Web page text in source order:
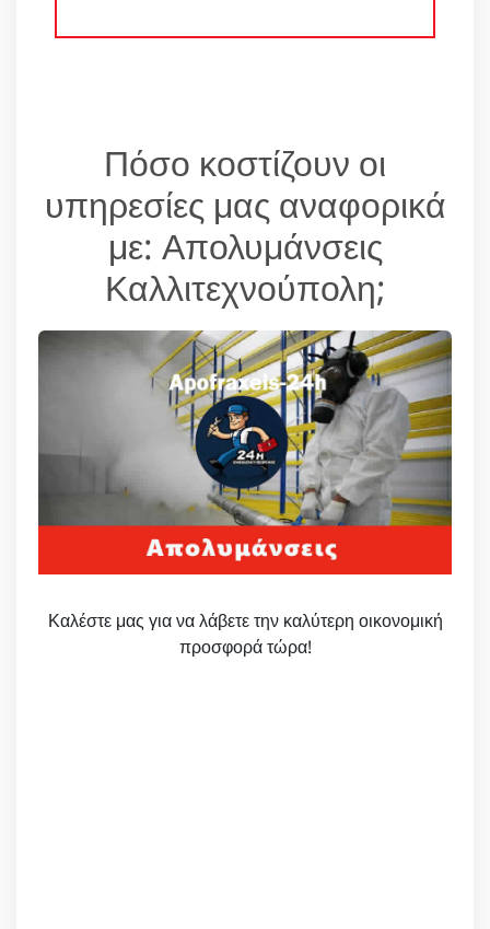
Πόσο κοστίζουν οι
υπηρεσίες μας αναφορικά
με: Απολυμάνσεις
Καλλιτεχνούπολη;
Καλέστε μας για να λάβετε την καλύτερη οικονομική
προσφορά τώρα!